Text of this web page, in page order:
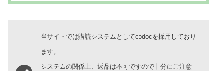
当サイトでは購読システムとしてcodocを採用しており
ます。
システムの関係上、返品は不可ですので十分にご注意